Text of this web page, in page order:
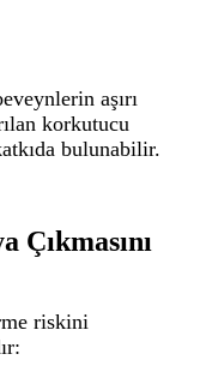
aşırı
korkutucu
bulunabilir.
Çıkmasını
riskini